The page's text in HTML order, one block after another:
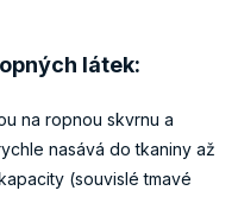
látek:
na ropnou skvrnu a
nasává do tkaniny až
(souvislé tmavé